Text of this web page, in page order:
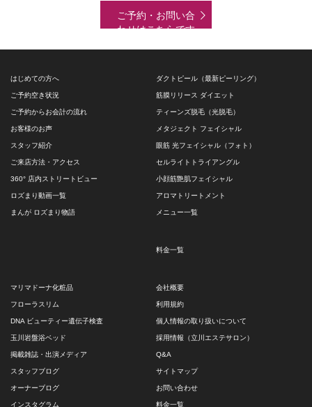
ご予約・お問い合
わせはこちらです
はじめての方へ
ご予約空き状況
ご予約からお会計の流れ
お客様のお声
スタッフ紹介
ご来店方法・アクセス
360° 店内ストリートビュー
ロズまり動画一覧
まんが ロズまり物語
ダクトピール（最新ピーリング）
筋膜リリース ダイエット
ティーンズ脱毛（光脱毛）
メタジェクト フェイシャル
眼筋 光フェイシャル（フォト）
セルライトトライアングル
小顔筋艶肌フェイシャル
アロマトリートメント
メニュー一覧
料金一覧
マリマドーナ化粧品
フローラスリム
DNA ビューティー遺伝子検査
玉川岩盤浴ベッド
掲載雑誌・出演メディア
スタッフブログ
オーナーブログ
インスタグラム
会社概要
利用規約
個人情報の取り扱いについて
採用情報（立川エステサロン）
Q&A
サイトマップ
お問い合わせ
料金一覧